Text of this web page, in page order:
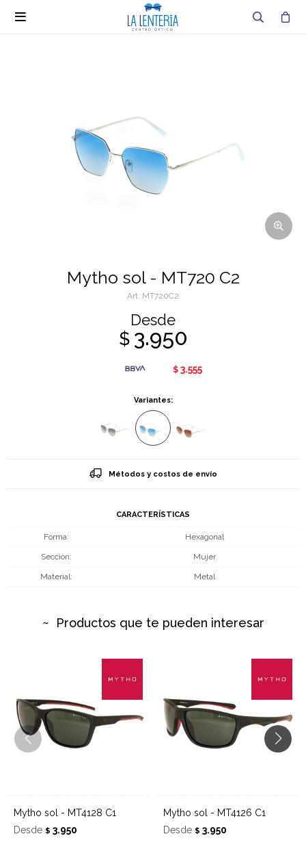

Mytho sol - MT720 C2
MT720C2
Desde
$ 3.950
$ 3.555
Variantes:
Métodos y costos de envío
CARACTERÍSTICAS
Forma Hexagonal
Sección Mujer
Material Metal
Productos que te pueden interesar
Mytho sol - MT4128 C1
Desde $ 3.950
Mytho sol - MT4126 C1
Desde $ 3.950